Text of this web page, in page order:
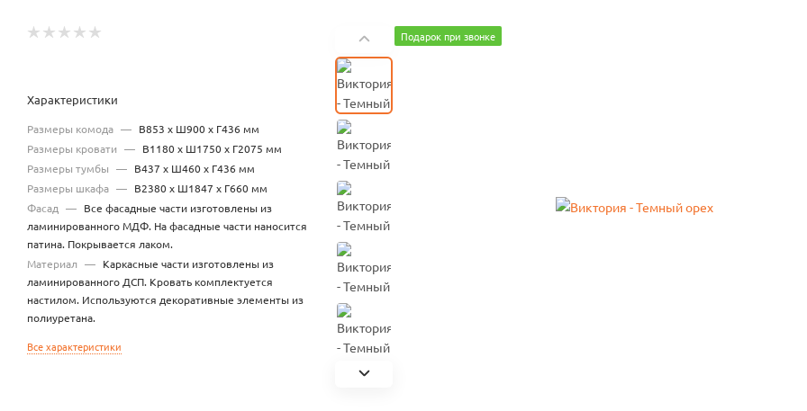
Подарок при звонке
Характеристики
Размеры комода — В853 х Ш900 х Г436 мм
Размеры кровати — В1180 х Ш1750 х Г2075 мм
Размеры тумбы — В437 х Ш460 х Г436 мм
Размеры шкафа — В2380 х Ш1847 х Г660 мм
Фасад — Все фасадные части изготовлены из
ламинированного МДФ. На фасадные части наносится
патина. Покрывается лаком.
Материал — Каркасные части изготовлены из
ламинированного ДСП. Кровать комплектуется
настилом. Используются декоративные элементы из
полиуретана.
Все характеристики